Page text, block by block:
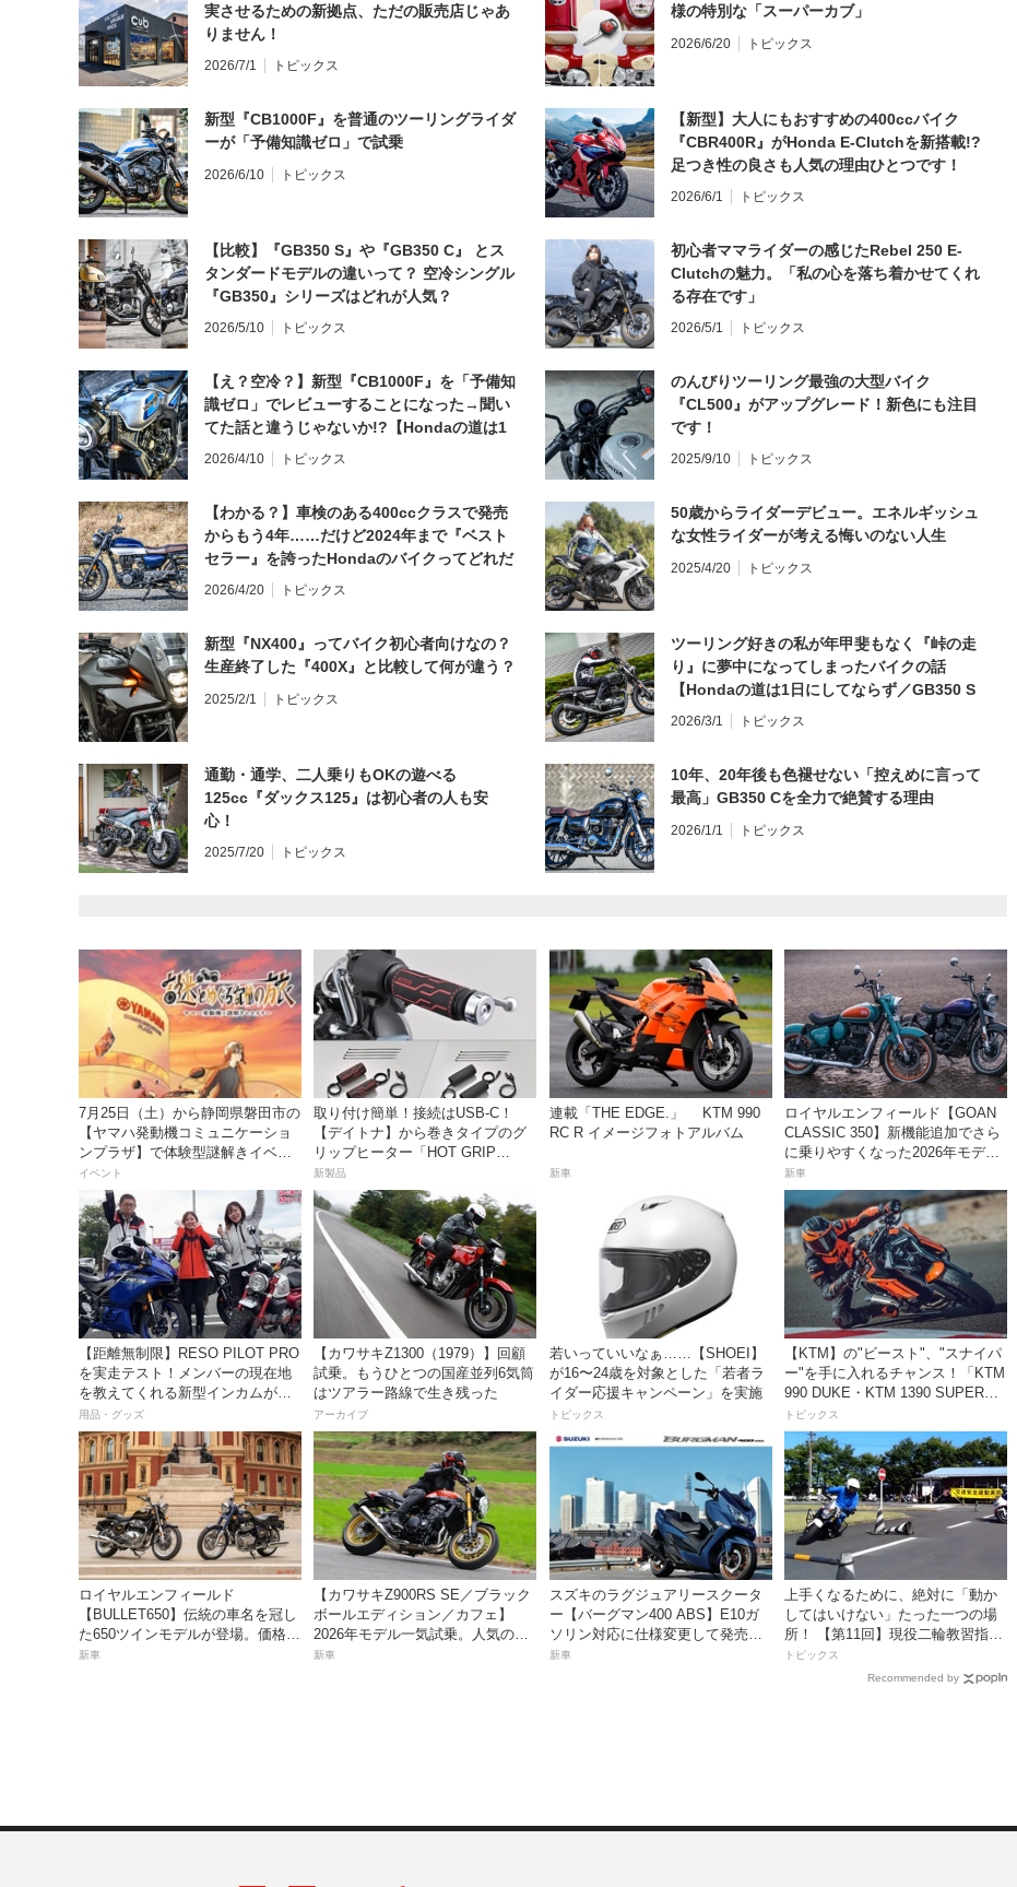
実させるための新拠点、ただの販売店じゃあ
りません！
2026/7/1 トピックス
様の特別な「スーパーカブ」
2026/6/20 トピックス
新型『CB1000F』を普通のツーリングライダ
ーが「予備知識ゼロ」で試乗
2026/6/10 トピックス
【新型】大人にもおすすめの400ccバイク
『CBR400R』がHonda E-Clutchを新搭載!?
足つき性の良さも人気の理由ひとつです！
2026/6/1 トピックス
【比較】『GB350 S』や『GB350 C』 とス
タンダードモデルの違いって？ 空冷シングル
『GB350』シリーズはどれが人気？
2026/5/10 トピックス
初心者ママライダーの感じたRebel 250 E-
Clutchの魅力。「私の心を落ち着かせてくれ
る存在です」
2026/5/1 トピックス
【え？空冷？】新型『CB1000F』を「予備知
識ゼロ」でレビューすることになった→聞い
てた話と違うじゃないか!?【Hondaの道は1
日にしてならず／CB1000F ①第一印象 編】
2026/4/10 トピックス
のんびりツーリング最強の大型バイク
『CL500』がアップグレード！新色にも注目
です！
2025/9/10 トピックス
【わかる？】車検のある400ccクラスで発売
からもう4年……だけど2024年まで『ベスト
セラー』を誇ったHondaのバイクってどれだ
と思う？
2026/4/20 トピックス
50歳からライダーデビュー。エネルギッシュ
な女性ライダーが考える悔いのない人生
2025/4/20 トピックス
新型『NX400』ってバイク初心者向けなの？
生産終了した『400X』と比較して何が違う？
2025/2/1 トピックス
ツーリング好きの私が年甲斐もなく『峠の走
り』に夢中になってしまったバイクの話
【Hondaの道は1日にしてならず／GB350 S
インプレ・レビュー 前編】
2026/3/1 トピックス
通勤・通学、二人乗りもOKの遊べる
125cc『ダックス125』は初心者の人も安
心！
2025/7/20 トピックス
10年、20年後も色褪せない「控えめに言って
最高」GB350 Cを全力で絶賛する理由
2026/1/1 トピックス
7月25日（土）から静岡県磐田市の
【ヤマハ発動機コミュニケーショ
ンプラザ】で体験型謎解きイベン
トを開催！
イベント
取り付け簡単！接続はUSB-C！
【デイトナ】から巻きタイプのグ
リップヒーター「HOT GRIP
WRAP HEAT」が登場
新製品
連載「THE EDGE.」 KTM 990
RC R イメージフォトアルバム
新車
ロイヤルエンフィールド【GOAN
CLASSIC 350】新機能追加でさら
に乗りやすくなった2026年モデル
は、価格80万800円〜で7月31日発
売！
新車
【距離無制限】RESO PILOT PRO
を実走テスト！メンバーの現在地
を教えてくれる新型インカムがめ
っちゃ便利な３つの理由【動画付
き】
用品・グッズ
【カワサキZ1300（1979）】回顧
試乗。もうひとつの国産並列6気筒
はツアラー路線で生き残った
アーカイブ
若いっていいなぁ……【SHOEI】
が16〜24歳を対象とした「若者ラ
イダー応援キャンペーン」を実施
トピックス
【KTM】の"ビースト"、"スナイパ
ー"を手に入れるチャンス！「KTM
990 DUKE・KTM 1390 SUPER
DUKE R EVO 購入サポートキャン
ペーン」
トピックス
ロイヤルエンフィールド
【BULLET650】伝統の車名を冠し
た650ツインモデルが登場。価格98
万100円〜で、8月27日発売！
新車
【カワサキZ900RS SE／ブラック
ボールエディション／カフェ】
2026年モデル一気試乗。人気の国
産ネオレトロモデルが扱いやすく
新車
スズキのラグジュアリースクータ
ー【バーグマン400 ABS】E10ガ
ソリン対応に仕様変更して発売。
価格は据え置きの98万100円！
新車
上手くなるために、絶対に「動か
してはいけない」たった一つの場
所！ 【第11回】現役二輪教習指導
員YouTuberばくのライテク講座
トピックス
Recommended by